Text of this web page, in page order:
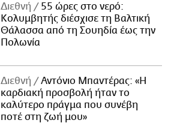
Διεθνή
55 ώρες στο νερό:
Κολυμβητής διέσχισε τη Βαλτική
Θάλασσα από τη Σουηδία έως την
Πολωνία
Διεθνή
Αντόνιο Μπαντέρας: «Η
καρδιακή προσβολή ήταν το
καλύτερο πράγμα που συνέβη
ποτέ στη ζωή μου»